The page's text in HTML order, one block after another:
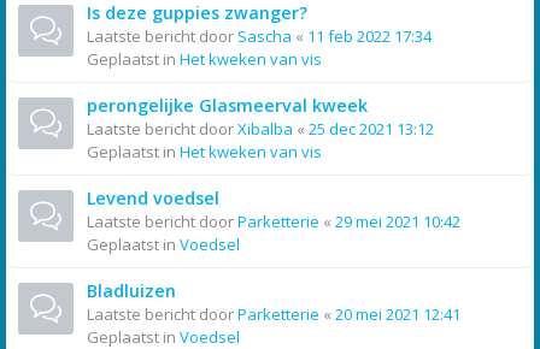
Is deze guppies zwanger?
Laatste bericht door Sascha « 11 feb 2022 17:34
Geplaatst in Het kweken van vis
perongelijke Glasmeerval kweek
Laatste bericht doorXibalba « 25 dec 2021 13:12
Geplaatst in Het kweken van vis
Levend voedsel
Laatste bericht doorParketterie « 29 mei 2021 10:42
Geplaatst in Voedsel
Bladluizen
Laatste bericht doorParketterie « 20 mei 2021 12:41
Geplaatst in Voedsel